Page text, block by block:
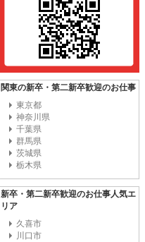
関東の新卒・第二新卒歓迎のお仕事
東京都
神奈川県
千葉県
群馬県
茨城県
栃木県
新卒・第二新卒歓迎のお仕事人気エ
リア
久喜市
川口市